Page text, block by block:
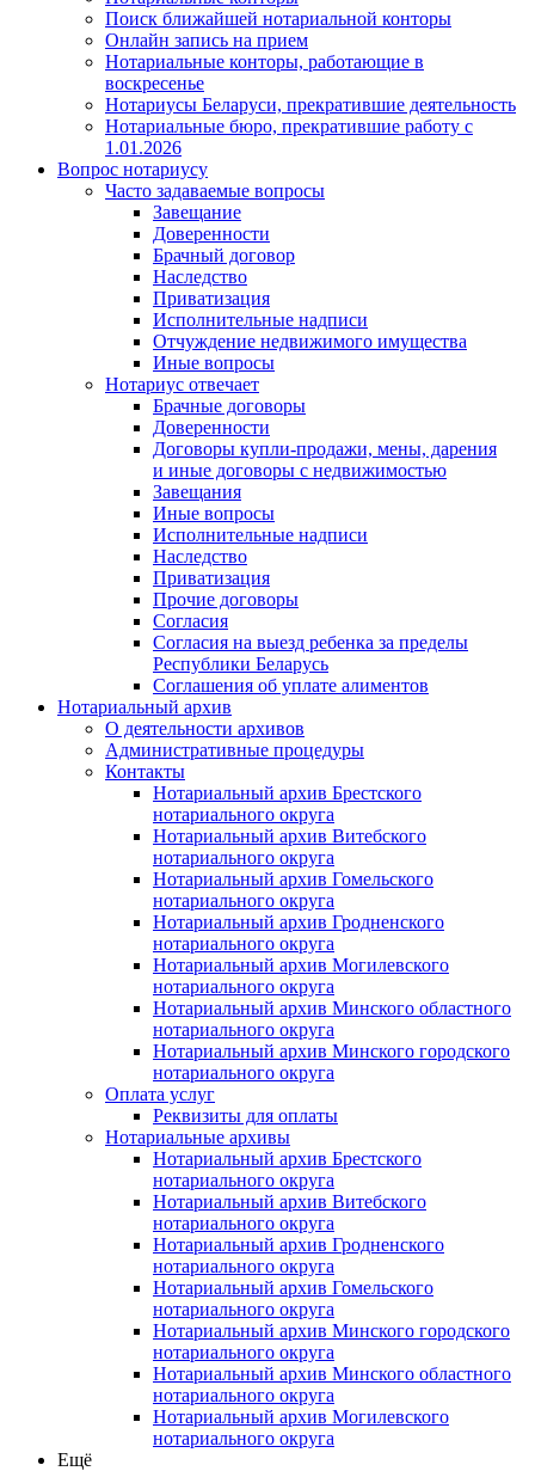
Поиск ближайшей нотариальной конторы
Онлайн запись на прием
Нотариальные конторы, работающие в
воскресенье
Нотариусы Беларуси, прекратившие деятельность
Нотариальные бюро, прекратившие работу с
1.01.2026
Вопрос нотариусу
Часто задаваемые вопросы
Завещание
Доверенности
Брачный договор
Наследство
Приватизация
Исполнительные надписи
Отчуждение недвижимого имущества
Иные вопросы
Нотариус отвечает
Брачные договоры
Доверенности
Договоры купли-продажи, мены, дарения
и иные договоры с недвижимостью
Завещания
Иные вопросы
Исполнительные надписи
Наследство
Приватизация
Прочие договоры
Согласия
Согласия на выезд ребенка за пределы
Республики Беларусь
Соглашения об уплате алиментов
Нотариальный архив
О деятельности архивов
Административные процедуры
Контакты
Нотариальный архив Брестского
нотариального округа
Нотариальный архив Витебского
нотариального округа
Нотариальный архив Гомельского
нотариального округа
Нотариальный архив Гродненского
нотариального округа
Нотариальный архив Могилевского
нотариального округа
Нотариальный архив Минского областного
нотариального округа
Нотариальный архив Минского городского
нотариального округа
Оплата услуг
Реквизиты для оплаты
Нотариальные архивы
Нотариальный архив Брестского
нотариального округа
Нотариальный архив Витебского
нотариального округа
Нотариальный архив Гродненского
нотариального округа
Нотариальный архив Гомельского
нотариального округа
Нотариальный архив Минского городского
нотариального округа
Нотариальный архив Минского областного
нотариального округа
Нотариальный архив Могилевского
нотариального округа
Ещё